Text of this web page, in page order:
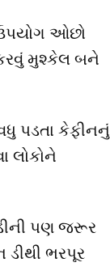
ઓછો
મુશ્કેલ બને
પડતા કેફીનનું
લોકોને
પણ જરૂર
ડીથી ભરપૂર